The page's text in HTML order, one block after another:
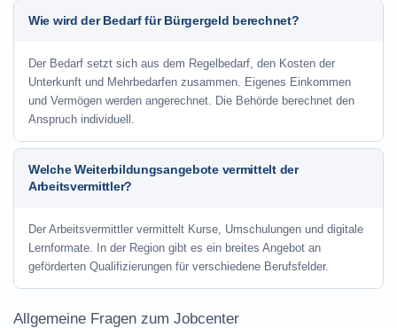
Wie wird der Bedarf für Bürgergeld berechnet?
Der Bedarf setzt sich aus dem Regelbedarf, den Kosten der
Unterkunft und Mehrbedarfen zusammen. Eigenes Einkommen
und Vermögen werden angerechnet. Die Behörde berechnet den
Anspruch individuell.
Welche Weiterbildungsangebote vermittelt der
Arbeitsvermittler?
Der Arbeitsvermittler vermittelt Kurse, Umschulungen und digitale
Lernformate. In der Region gibt es ein breites Angebot an
geförderten Qualifizierungen für verschiedene Berufsfelder.
Allgemeine Fragen zum Jobcenter